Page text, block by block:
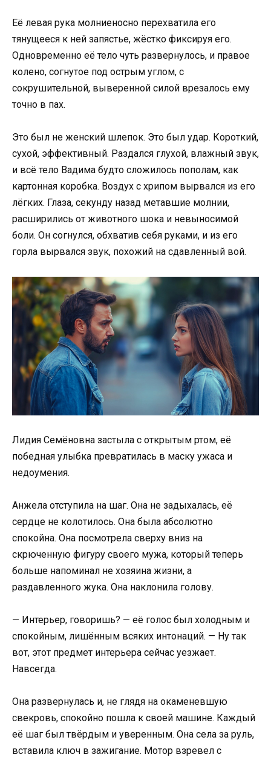
Её левая рука молниеносно перехватила его
тянущееся к ней запястье, жёстко фиксируя его.
Одновременно её тело чуть развернулось, и правое
колено, согнутое под острым углом, с
сокрушительной, выверенной силой врезалось ему
точно в пах.
Это был не женский шлепок. Это был удар. Короткий,
сухой, эффективный. Раздался глухой, влажный звук,
и всё тело Вадима будто сложилось пополам, как
картонная коробка. Воздух с хрипом вырвался из его
лёгких. Глаза, секунду назад метавшие молнии,
расширились от животного шока и невыносимой
боли. Он согнулся, обхватив себя руками, и из его
горла вырвался звук, похожий на сдавленный вой.
Лидия Семёновна застыла с открытым ртом, её
победная улыбка превратилась в маску ужаса и
недоумения.
Анжела отступила на шаг. Она не задыхалась, её
сердце не колотилось. Она была абсолютно
спокойна. Она посмотрела сверху вниз на
скрюченную фигуру своего мужа, который теперь
больше напоминал не хозяина жизни, а
раздавленного жука. Она наклонила голову.
— Интерьер, говоришь? — её голос был холодным и
спокойным, лишённым всяких интонаций. — Ну так
вот, этот предмет интерьера сейчас уезжает.
Навсегда.
Она развернулась и, не глядя на окаменевшую
свекровь, спокойно пошла к своей машине. Каждый
её шаг был твёрдым и уверенным. Она села за руль,
вставила ключ в зажигание. Мотор взревел с